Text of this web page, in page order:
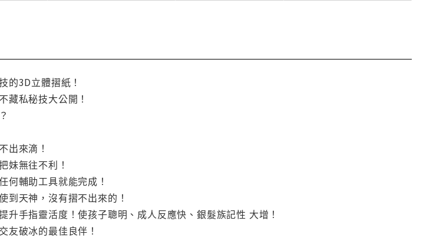
的3D立體摺紙！
藏私秘技大公開！
出來滴！
妹無往不利！
何輔助工具就能完成！
到天神，沒有摺不出來的！
手指靈活度！使孩子聰明、成人反應快、銀髮族記性 大增！
友破冰的最佳良伴！